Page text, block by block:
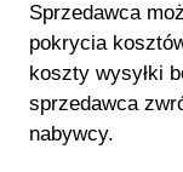
Sprzedawca
pokrycia
koszty wysyłki
sprzedawca
nabywcy.